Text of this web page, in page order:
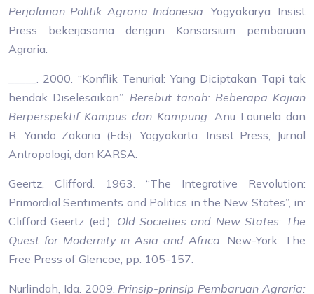
Perjalanan Politik Agraria Indonesia. Yogyakarya: Insist
Press bekerjasama dengan Konsorsium pembaruan
Agraria.
_____. 2000. “Konflik Tenurial: Yang Diciptakan Tapi tak
hendak Diselesaikan”. Berebut tanah: Beberapa Kajian
Berperspektif Kampus dan Kampung. Anu Lounela dan
R. Yando Zakaria (Eds). Yogyakarta: Insist Press, Jurnal
Antropologi, dan KARSA.
Geertz, Clifford. 1963. “The Integrative Revolution:
Primordial Sentiments and Politics in the New States”, in:
Clifford Geertz (ed.): Old Societies and New States: The
Quest for Modernity in Asia and Africa. New-York: The
Free Press of Glencoe, pp. 105-157.
Nurlindah, Ida. 2009. Prinsip-prinsip Pembaruan Agraria: